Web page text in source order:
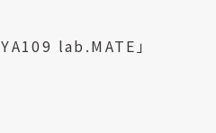
lab.MATE」